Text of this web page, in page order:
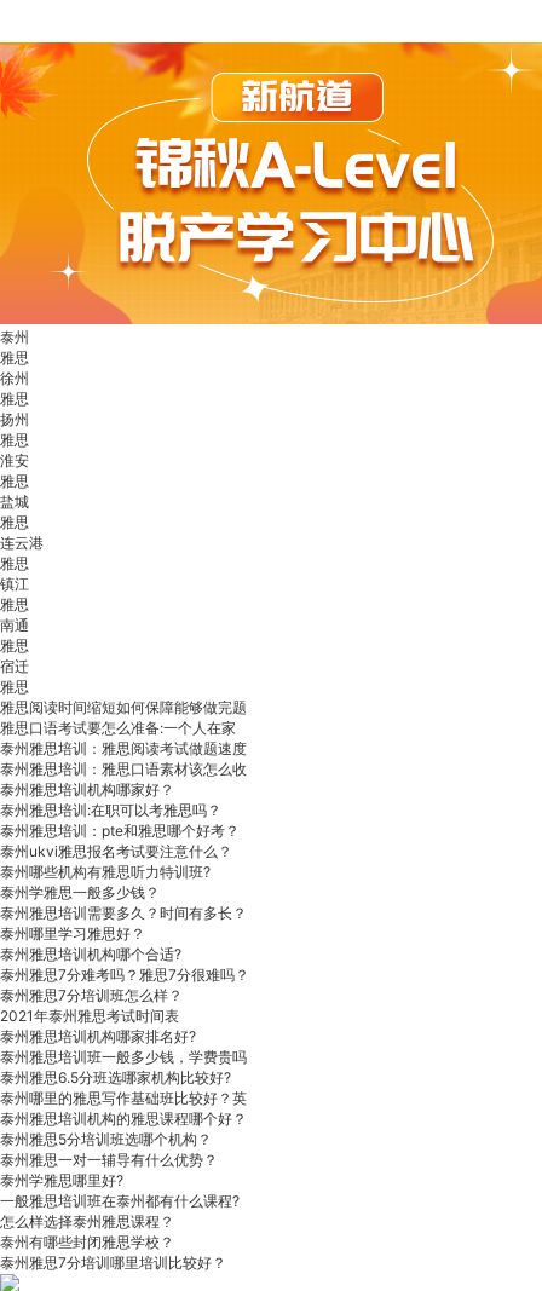
泰州
雅思
徐州
雅思
扬州
雅思
淮安
雅思
盐城
雅思
连云港
雅思
镇江
雅思
南通
雅思
宿迁
雅思
雅思阅读时间缩短如何保障能够做完题
雅思口语考试要怎么准备:一个人在家
泰州雅思培训：雅思阅读考试做题速度
泰州雅思培训：雅思口语素材该怎么收
泰州雅思培训机构哪家好？
泰州雅思培训:在职可以考雅思吗？
泰州雅思培训：pte和雅思哪个好考？
泰州ukvi雅思报名考试要注意什么？
泰州哪些机构有雅思听力特训班?
泰州学雅思一般多少钱？
泰州雅思培训需要多久？时间有多长？
泰州哪里学习雅思好？
泰州雅思培训机构哪个合适?
泰州雅思7分难考吗？雅思7分很难吗？
泰州雅思7分培训班怎么样？
2021年泰州雅思考试时间表
泰州雅思培训机构哪家排名好?
泰州雅思培训班一般多少钱，学费贵吗
泰州雅思​6.5分班选哪家机构比较好?
泰州哪里的雅思写作基础班比较好？英
泰州雅思培训机构的雅思课程哪个好？
泰州雅思5分培训班选哪个机构？
泰州雅思一对一辅导有什么优势？
泰州学雅思哪里好?
一般雅思培训班在泰州都有什么课程?
怎么样选择泰州雅思课程？
泰州有哪些封闭雅思学校？
泰州雅思7分培训哪里培训比较好？